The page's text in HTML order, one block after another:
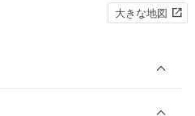
大きな地図